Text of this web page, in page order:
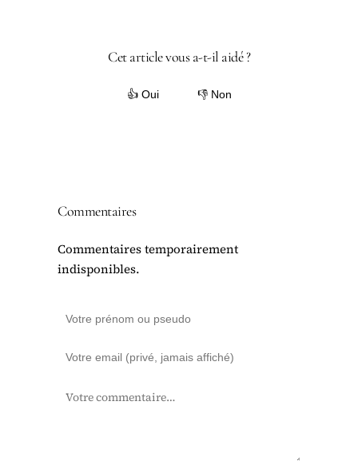
Cet article vous a-t-il aidé ?
👍 Oui 👎 Non
Commentaires
Commentaires temporairement
indisponibles.